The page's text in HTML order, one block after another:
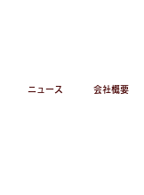
ニュース 会社概要